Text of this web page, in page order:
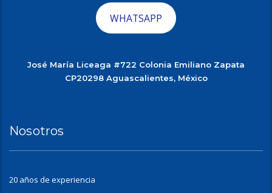
WHATSAPP
José María Liceaga #722 Colonia Emiliano Zapata
CP20298 Aguascalientes, México
Nosotros
20 años de experiencia